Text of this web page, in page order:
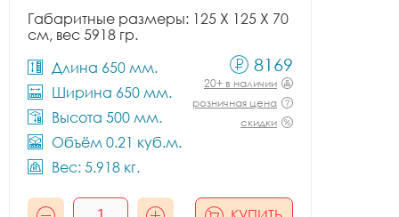
Габаритные размеры: 125 X 125 X 70
см, вес 5918 гр.
Длина 650 мм.
Ширина 650 мм.
Высота 500 мм.
Объём 0.21 куб.м.
Вес: 5.918 кг.
8169
20+ в наличии
розничная цена
скидки